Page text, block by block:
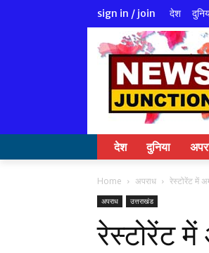
sign in / join देश
देश दुनिया
Home अपराध रेस्टोरेंट में
अपराध उत्तराखंड
रेस्टोरेंट